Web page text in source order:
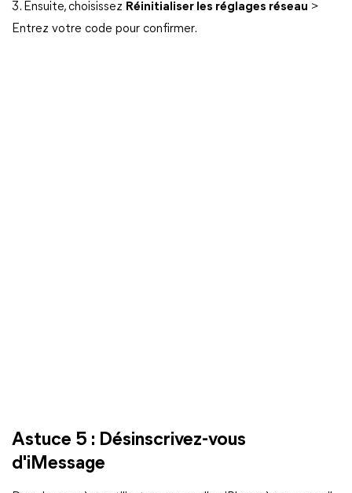
3. Ensuite, choisissez Réinitialiser les réglages réseau >
Entrez votre code pour confirmer.
Astuce 5 : Désinscrivez-vous
d'iMessage